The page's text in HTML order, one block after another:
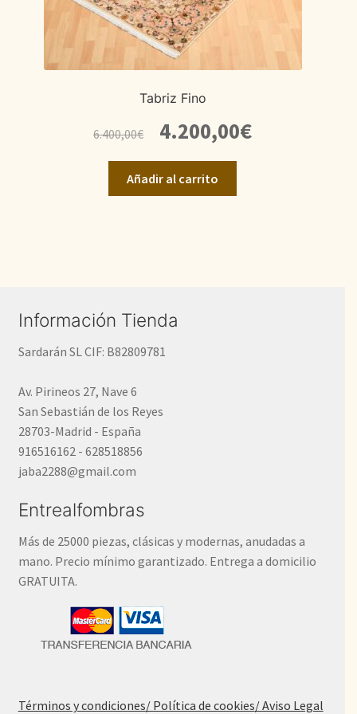
Tabriz Fino
6.400,00€
precio
original
era:
6.400,00€.
4.200,00€El
precio
Añadir al carrito
Información Tienda
Sardarán SL CIF: B82809781
Av. Pirineos 27, Nave 6
San Sebastián de los Reyes
28703-Madrid - España
916516162 - 628518856
jaba2288@gmail.com
Entrealfombras
Más de 25000 piezas, clásicas y modernas, anudadas a
mano. Precio mínimo garantizado. Entrega a domicilio
GRATUITA.
Términos y condiciones/ Política de cookies/ Aviso Legal